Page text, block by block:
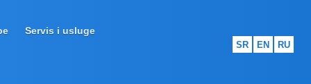
Servis i usluge
SR EN RU